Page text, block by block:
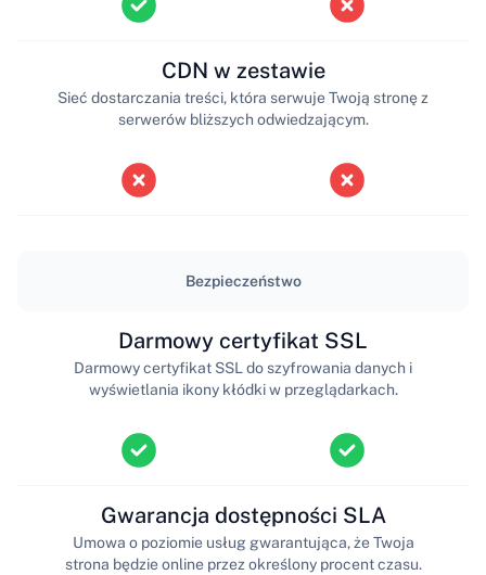
CDN w zestawie
Sieć dostarczania treści, która serwuje Twoją stronę z
serwerów bliższych odwiedzającym.
Bezpieczeństwo
Darmowy certyfikat SSL
Darmowy certyfikat SSL do szyfrowania danych i
wyświetlania ikony kłódki w przeglądarkach.
Gwarancja dostępności SLA
Umowa o poziomie usług gwarantująca, że Twoja
strona będzie online przez określony procent czasu.